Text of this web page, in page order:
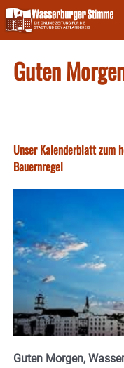
Skip
to
content
Guten
Unser Kalenderblatt zum
Bauernregel
Guten Morgen,